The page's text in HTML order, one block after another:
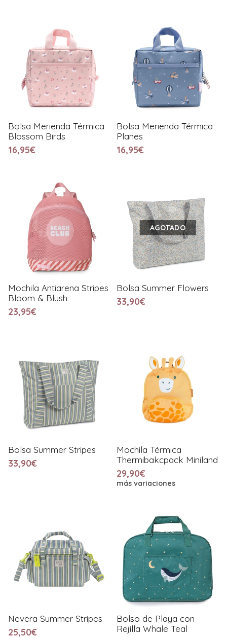
Bolsa Merienda Térmica
Blossom Birds
16,95€
Bolsa Merienda Térmica
Planes
16,95€
Mochila Antiarena Stripes
Bloom & Blush
23,95€
AGOTADO
Bolsa Summer Flowers
33,90€
Bolsa Summer Stripes
33,90€
Mochila Térmica
Thermibakcpack Miniland
29,90€
más variaciones
Nevera Summer Stripes
25,50€
Bolso de Playa con
Rejilla Whale Teal